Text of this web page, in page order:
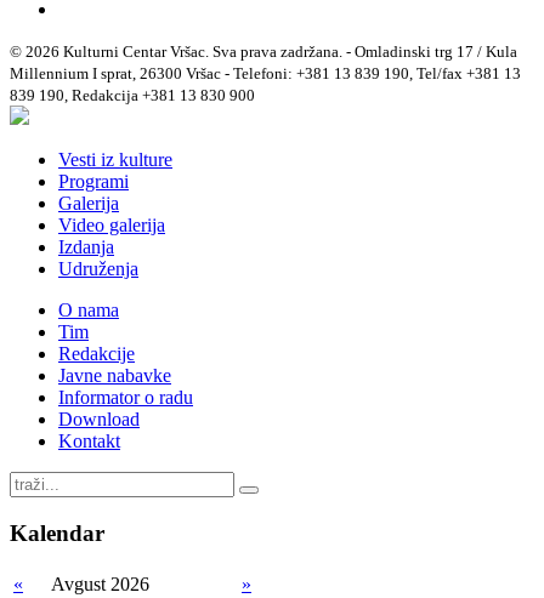
© 2026 Kulturni Centar Vršac. Sva prava zadržana. - Omladinski trg 17 / Kula
Millennium I sprat, 26300 Vršac - Telefoni: +381 13 839 190, Tel/fax +381 13
839 190, Redakcija +381 13 830 900
Vesti iz kulture
Programi
Galerija
Video galerija
Izdanja
Udruženja
O nama
Tim
Redakcije
Javne nabavke
Informator o radu
Download
Kontakt
Kalendar
« Avgust 2026
»